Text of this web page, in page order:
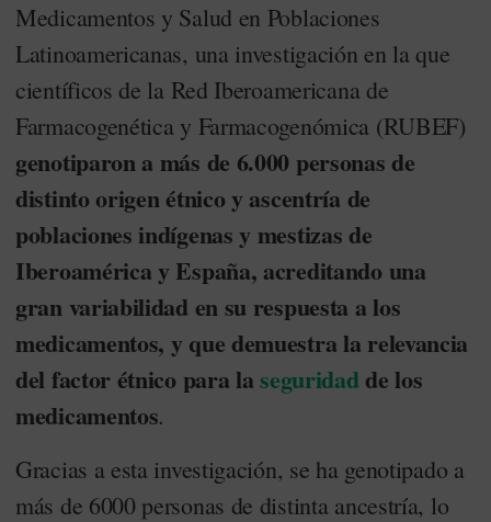
Medicamentos y Salud en Poblaciones
Latinoamericanas, una investigación en la que
científicos de la Red Iberoamericana de
Farmacogenética y Farmacogenómica (RUBEF)
genotiparon a más de 6.000 personas de
distinto origen étnico y ascentría de
poblaciones indígenas y mestizas de
Iberoamérica y España, acreditando una
gran variabilidad en su respuesta a los
medicamentos, y que demuestra la relevancia
del factor étnico para laseguridadde los
medicamentos.
Gracias a esta investigación, se ha genotipado a
más de 6000 personas de distinta ancestría, lo